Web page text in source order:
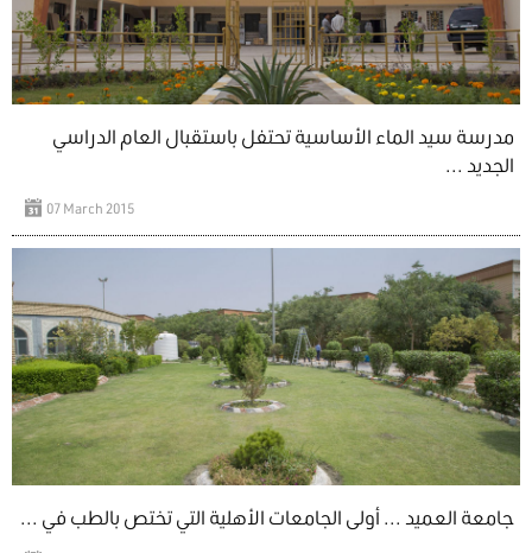
مدرسة سيد الماء الأساسية تحتفل باستقبال العام الدراسي
الجديد ...
07 March 2015
جامعة العميد ... أولى الجامعات الأهلية التي تختص بالطب في ...